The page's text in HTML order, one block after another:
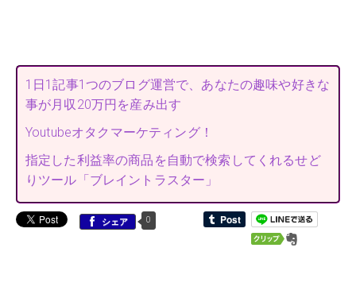
1日1記事1つのブログ運営で、あなたの趣味や好きな
事が月収20万円を産み出す
Youtubeオタクマーケティング！
指定した利益率の商品を自動で検索してくれるせど
りツール「ブレイントラスター」
シェア 0